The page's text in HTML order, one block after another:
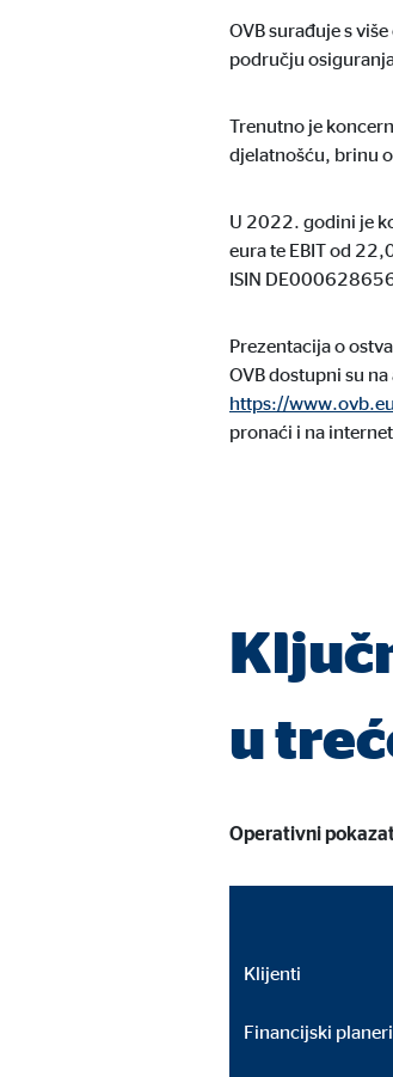
OVB surađuje s
području
Trenutno je
djelatnošću, brinu
U 2022. godini je
eura te EBIT od
ISIN
Prezentacija o
OVB dostupni su na
https://
pronaći i na
u
Operativni
Klijenti
Financijski planeri
Sadržaj platformi s video
ručni pristanak.
YouTube
Ponuđač: